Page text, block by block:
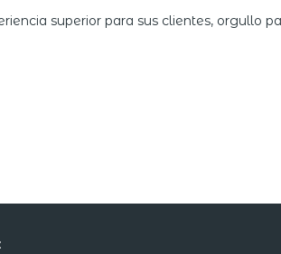
superior para sus clientes, orgullo